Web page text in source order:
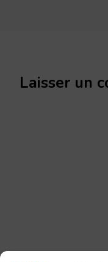
Laisser un